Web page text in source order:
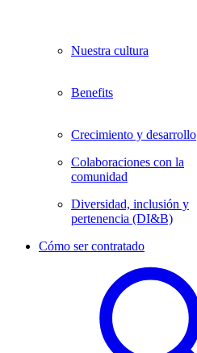
Nuestra cultura
Benefits
Crecimiento y desarrollo
Colaboraciones con la
comunidad
Diversidad, inclusión y
pertenencia (DI&B)
Cómo ser contratado